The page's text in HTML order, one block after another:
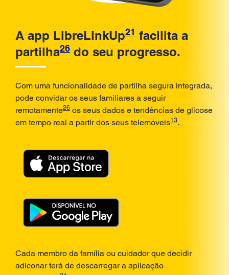
A app LibreLinkUp21 facilita a
partilha26 do seu progresso.
Com uma funcionalidade de partilha segura integrada,
pode convidar os seus familiares a seguir
remotamente26 os seus dados e tendências de glicose
em tempo real a partir dos seus telemóveis13.
Cada membro da família ou cuidador que decidir
adiconar terá de descarregar a aplicação